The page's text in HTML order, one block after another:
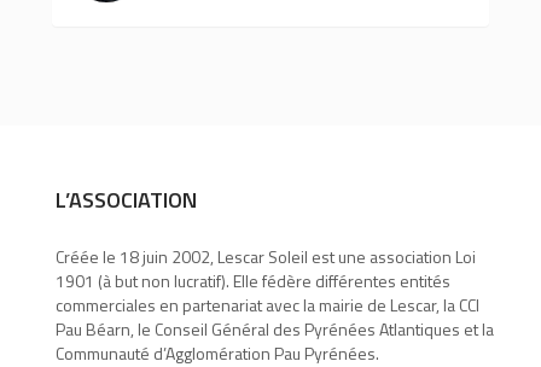
L’ASSOCIATION
Créée le 18 juin 2002, Lescar Soleil est une association Loi
1901 (à but non lucratif). Elle fédère différentes entités
commerciales en partenariat avec la mairie de Lescar, la CCI
Pau Béarn, le Conseil Général des Pyrénées Atlantiques et la
Communauté d’Agglomération Pau Pyrénées.